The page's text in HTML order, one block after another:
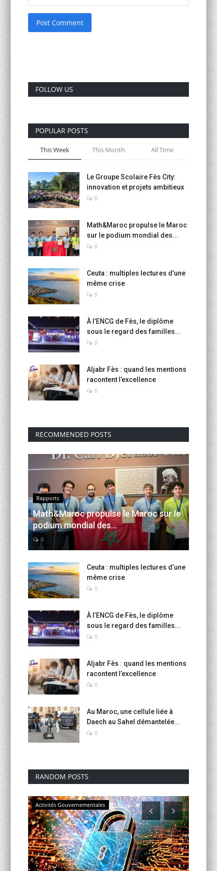
Post Comment
FOLLOW US
POPULAR POSTS
This Week This Month All Time
Le Groupe Scolaire Fès City:
innovation et projets ambitieux
0
Math&Maroc propulse le Maroc
sur le podium mondial des...
0
Ceuta : multiples lectures d’une
même crise
0
À l’ENCG de Fès, le diplôme
sous le regard des familles...
0
Aljabr Fès : quand les mentions
racontent l’excellence
0
RECOMMENDED POSTS
Rapports
Math&Maroc propulse le Maroc sur le
podium mondial des...
0
Ceuta : multiples lectures d’une
même crise
0
À l’ENCG de Fès, le diplôme
sous le regard des familles...
0
Aljabr Fès : quand les mentions
racontent l’excellence
0
Au Maroc, une cellule liée à
Daech au Sahel démantelée...
0
RANDOM POSTS
Activités Gouvernementales